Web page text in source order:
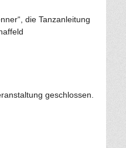
die Tanzanleitung
geschlossen.